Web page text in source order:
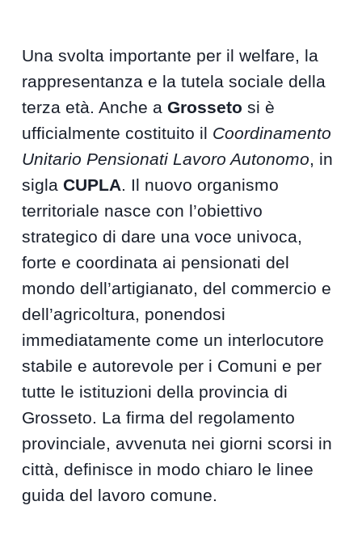
Una svolta importante per il welfare, la
rappresentanza e la tutela sociale della
terza età. Anche aGrosseto si è
ufficialmente costituito il Coordinamento
Unitario Pensionati Lavoro Autonomo, in
siglaCUPLA. Il nuovo organismo
territoriale nasce con l’obiettivo
strategico di dare una voce univoca,
forte e coordinata ai pensionati del
mondo dell’artigianato, del commercio e
dell’agricoltura, ponendosi
immediatamente come un interlocutore
stabile e autorevole per i Comuni e per
tutte le istituzioni della provincia di
Grosseto. La firma del regolamento
provinciale, avvenuta nei giorni scorsi in
città, definisce in modo chiaro le linee
guida del lavoro comune.